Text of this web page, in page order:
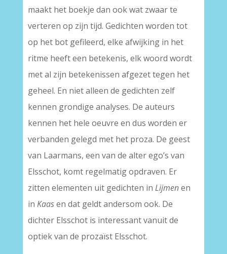
maakt het boekje dan ook wat zwaar te
verteren op zijn tijd. Gedichten worden tot
op het bot gefileerd, elke afwijking in het
ritme heeft een betekenis, elk woord wordt
met al zijn betekenissen afgezet tegen het
geheel. En niet alleen de gedichten zelf
kennen grondige analyses. De auteurs
kennen het hele oeuvre en dus worden er
verbanden gelegd met het proza. De geest
van Laarmans, een van de alter ego’s van
Elsschot, komt regelmatig opdraven. Er
zitten elementen uit gedichten in Lijmenen
in Kaasen dat geldt andersom ook. De
dichter Elsschot is interessant vanuit de
optiek van de prozaïst Elsschot.